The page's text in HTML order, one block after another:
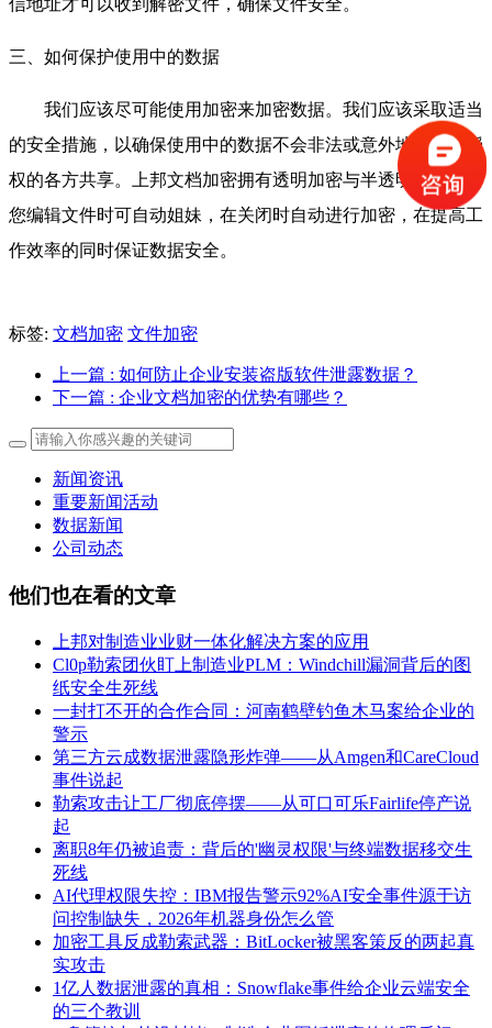
信地址才可以收到解密文件，确保文件安全。
三、如何保护使用中的数据
我们应该尽可能使用加密来加密数据。我们应该采取适当
的安全措施，以确保使用中的数据不会非法或意外地与未经授
权的各方共享。上邦文档加密拥有透明加密与半透明加密，当
您编辑文件时可自动姐妹，在关闭时自动进行加密，在提高工
作效率的同时保证数据安全。
标签: 文档加密 文件加密
上一篇 : 如何防止企业安装盗版软件泄露数据？
下一篇 : 企业文档加密的优势有哪些？
新闻资讯
重要新闻活动
数据新闻
公司动态
他们也在看的文章
上邦对制造业业财一体化解决方案的应用
Cl0p勒索团伙盯上制造业PLM：Windchill漏洞背后的图
纸安全生死线
一封打不开的合作合同：河南鹤壁钓鱼木马案给企业的
警示
第三方云成数据泄露隐形炸弹——从Amgen和CareCloud
事件说起
勒索攻击让工厂彻底停摆——从可口可乐Fairlife停产说
起
离职8年仍被追责：背后的'幽灵权限'与终端数据移交生
死线
AI代理权限失控：IBM报告警示92%AI安全事件源于访
问控制缺失，2026年机器身份怎么管
加密工具反成勒索武器：BitLocker被黑客策反的两起真
实攻击
1亿人数据泄露的真相：Snowflake事件给企业云端安全
的三个教训